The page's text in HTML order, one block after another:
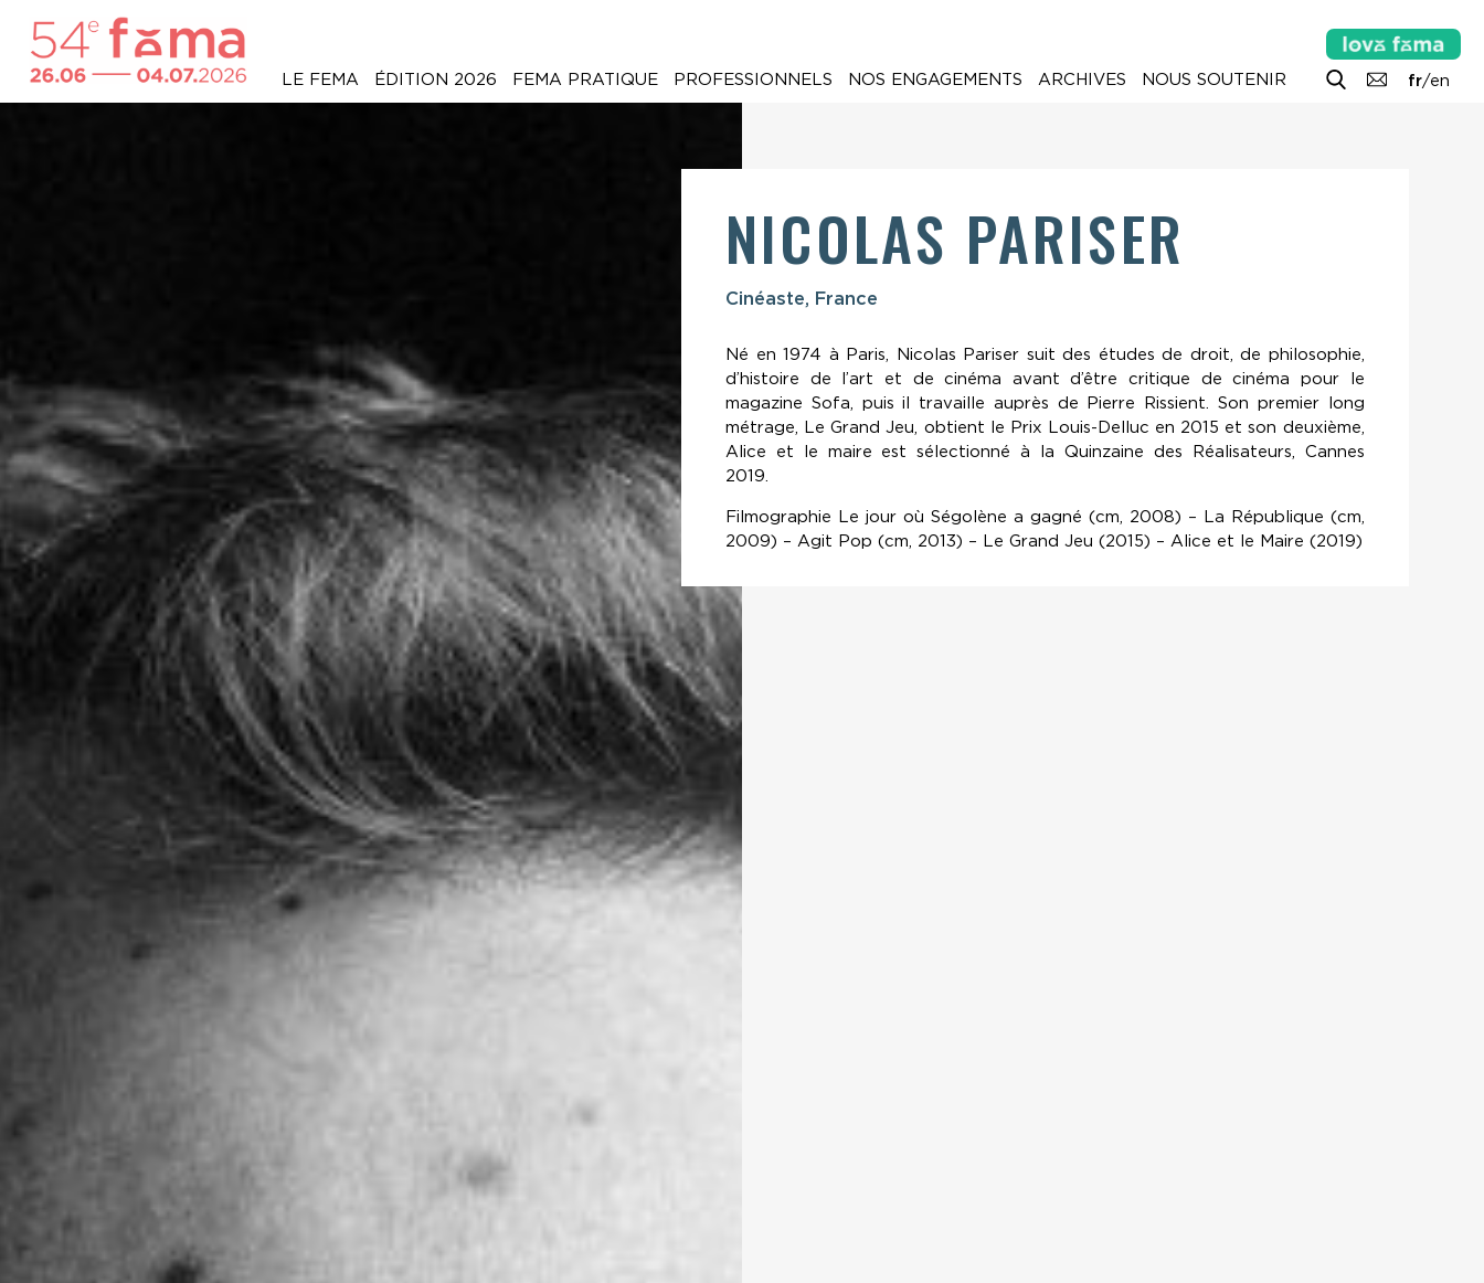
fr/en
LE FEMA ÉDITION 2026 FEMA PRATIQUE PROFESSIONNELS NOS ENGAGEMENTS ARCHIVES NOUS SOUTENIR
NICOLAS PARISER
Cinéaste, France
Né en 1974 à Paris, Nicolas Pariser suit des études de droit, de philosophie,
d’histoire de l’art et de cinéma avant d’être critique de cinéma pour le
magazine Sofa, puis il travaille auprès de Pierre Rissient. Son premier long
métrage, Le Grand Jeu, obtient le Prix Louis-Delluc en 2015 et son deuxième,
Alice et le maire est sélectionné à la Quinzaine des Réalisateurs, Cannes
2019.
Filmographie Le jour où Ségolène a gagné (cm, 2008) – La République (cm,
2009) – Agit Pop (cm, 2013) – Le Grand Jeu (2015) – Alice et le Maire (2019)